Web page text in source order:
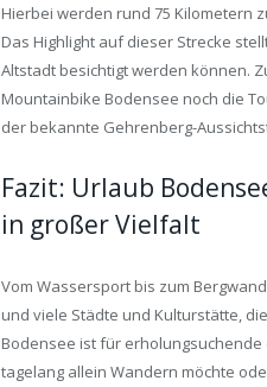
Hierbei werden rund 75 Kilometern
Das Highlight auf dieser Strecke
Altstadt besichtigt werden können.
Mountainbike Bodensee noch die
der bekannte Gehrenberg-
Fazit: Urlaub
in großer Vielfalt
Vom Wassersport bis zum
und viele Städte und Kulturstätte,
Bodensee ist für
tagelang allein Wandern möchte